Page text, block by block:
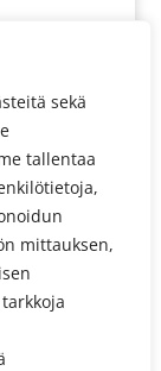
sekä
tallentaa
mittauksen,